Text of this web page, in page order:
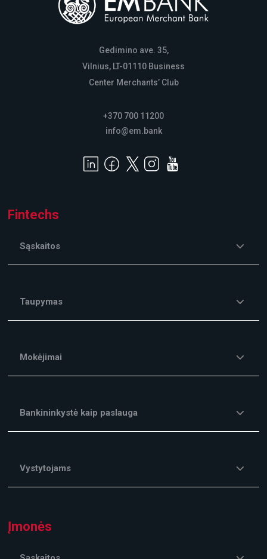
Gedimino ave. 35,
Vilnius, LT-01110 Business
Center Merchants’ Club
+370 700 11200
info@em.bank
Fintechs
Sąskaitos
Taupymas
Mokėjimai
Bankininkystė kaip paslauga
Vystytojams
Įmonės